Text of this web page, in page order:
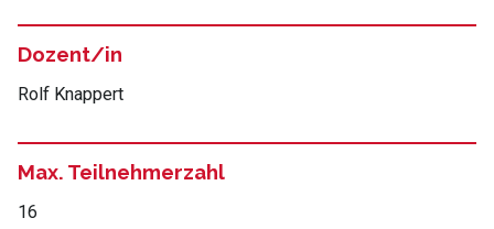
Dozent/in
Rolf Knappert
Max. Teilnehmerzahl
16